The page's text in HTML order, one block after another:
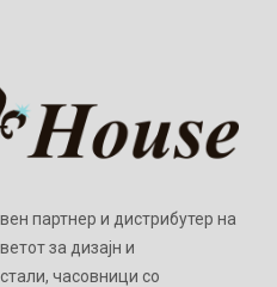
партнер и дистрибутер на
за дизајн и
часовници со